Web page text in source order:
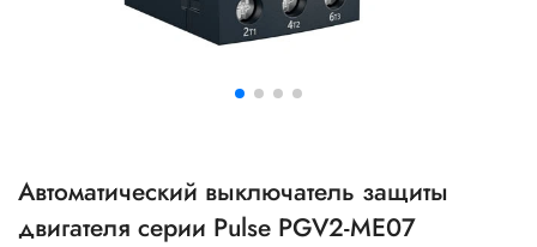
Автоматический выключатель защиты
двигателя серии Pulse PGV2-ME07